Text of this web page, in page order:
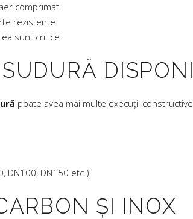
comprimat
rezistente
sunt critice
poate avea mai multe execuții
DN100, DN150 etc.)
ȘI INOX